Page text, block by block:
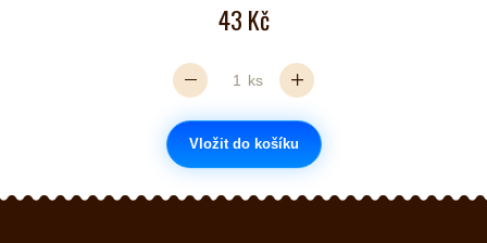
43 Kč
ks
Vložit do košíku